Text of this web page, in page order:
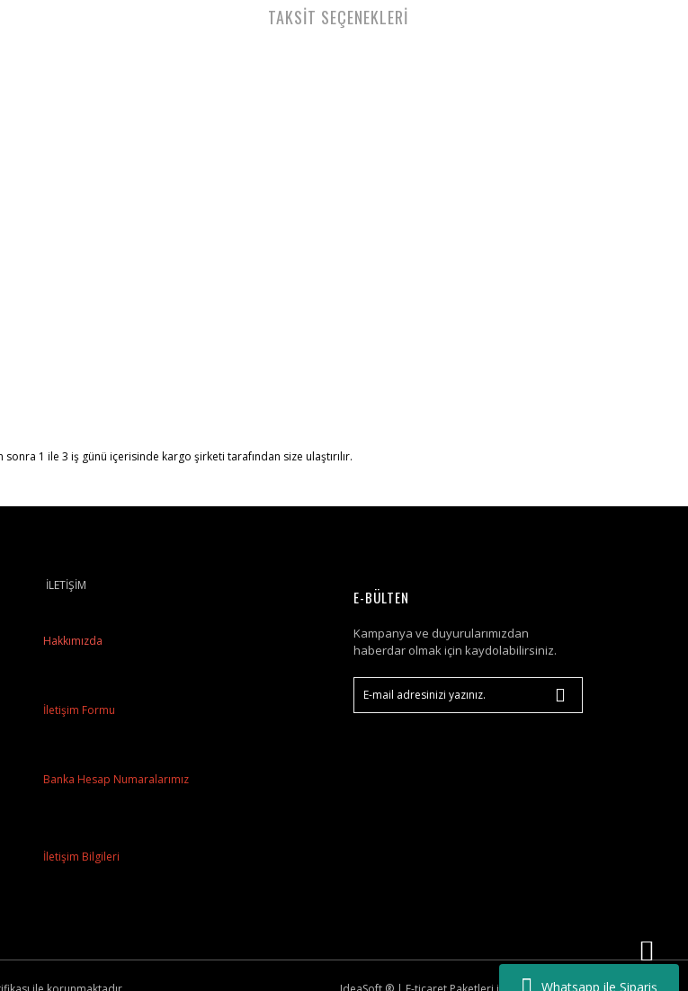
Whatsapp ile Sipariş
1 ile 3 iş günü içerisinde kargo şirketi tarafından size ulaştırılır.
TAKSİT SEÇENEKLERİ
İLETİŞİM
Hakkımızda
İletişim Formu
Banka Hesap Numaralarımız
İletişim Bilgileri
E-BÜLTEN
Kampanya ve duyurularımızdan
haberdar olmak için kaydolabilirsiniz.